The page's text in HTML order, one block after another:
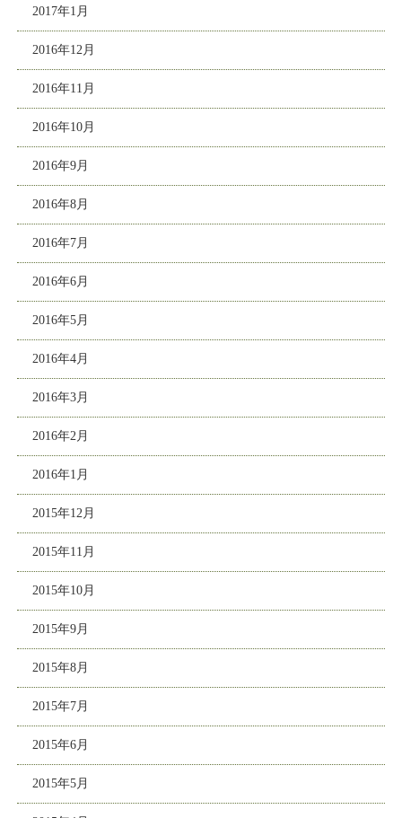
2017年1月
2016年12月
2016年11月
2016年10月
2016年9月
2016年8月
2016年7月
2016年6月
2016年5月
2016年4月
2016年3月
2016年2月
2016年1月
2015年12月
2015年11月
2015年10月
2015年9月
2015年8月
2015年7月
2015年6月
2015年5月